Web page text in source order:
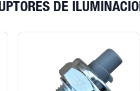
DE